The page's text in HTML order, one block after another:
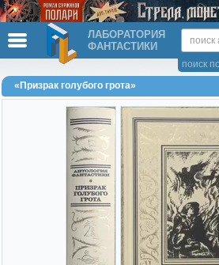
ЛАБОРАТОРИЯ
ФАНТАСТИКИ
поиск
«Призрак голубого грота»